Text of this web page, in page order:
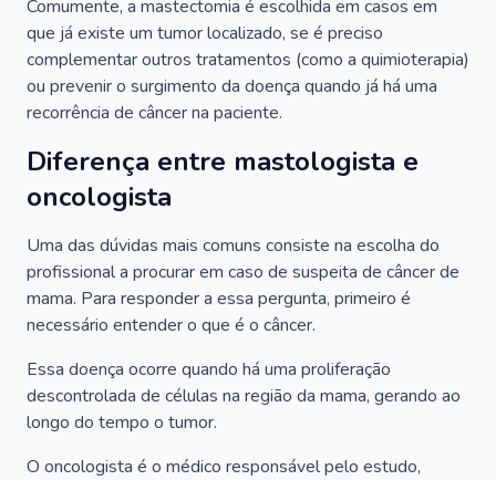
Comumente, a mastectomia é escolhida em casos em
que já existe um tumor localizado, se é preciso
complementar outros tratamentos (como a quimioterapia)
ou prevenir o surgimento da doença quando já há uma
recorrência de câncer na paciente.
Diferença entre mastologista e
oncologista
Uma das dúvidas mais comuns consiste na escolha do
profissional a procurar em caso de suspeita de câncer de
mama. Para responder a essa pergunta, primeiro é
necessário entender o que é o câncer.
Essa doença ocorre quando há uma proliferação
descontrolada de células na região da mama, gerando ao
longo do tempo o tumor.
O oncologista é o médico responsável pelo estudo,